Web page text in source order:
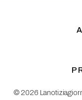
© 2026